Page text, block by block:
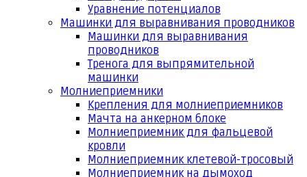
Уравнение потенциалов
Машинки для выравнивания проводников
Машинки для выравнивания
проводников
Тренога для выпрямительной
машинки
Молниеприемники
Крепления для молниеприемников
Мачта на анкерном блоке
Молниеприемник для фальцевой
кровли
Молниеприемник клетевой-тросовый
Молниеприемник на дымоход